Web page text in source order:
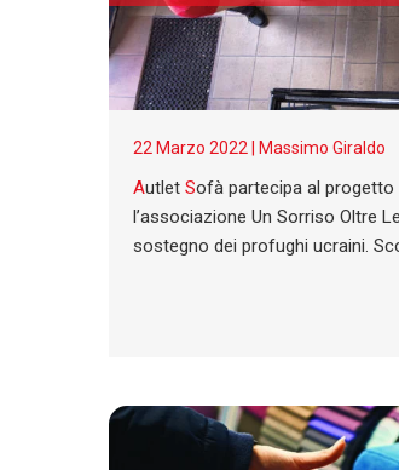
22 Marzo 2022 | Massimo Giraldo
Autlet Sofà partecipa al progetto
l’associazione Un Sorriso Oltre
sostegno dei profughi ucraini.